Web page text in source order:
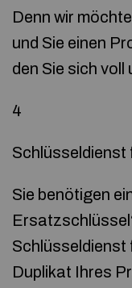
Denn wir
und Sie einen
den Sie sich
4
Schlüsseldienst
Sie benötigen
Schlüsseldienst
Duplikat Ihres